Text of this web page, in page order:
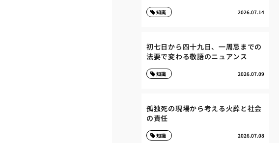
2026.07.14
知識
初七日から四十九日、一周忌までの
法要で変わる敬語のニュアンス
2026.07.09
知識
孤独死の現場から考える火葬と社会
の責任
2026.07.08
知識